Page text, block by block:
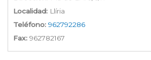
Localidad: Llíria
Teléfono: 962792286
Fax: 962782167